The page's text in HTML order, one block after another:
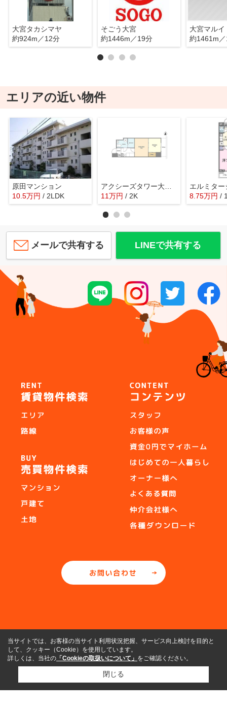
大宮タカシマヤ
約924m／12分
そごう大宮
約1446m／19分
大宮マルイ
約1461m
エリアの近い物件
原田マンション
10.5万円 / 2LDK
アクシーズタワー大門町
11万円 / 2K
エルミター
8.75万円 /
メールで共有する LINEで共有する
当サイトでは、お客様の当サイト利用状況把握、サービス向上検討を目的と
して、クッキー（Cookie）を使用しています。
詳しくは、当社の 「Cookieの取扱いについて」 をご確認ください。
閉じる